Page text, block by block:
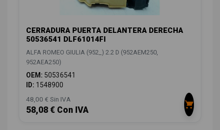
CERRADURA PUERTA DELANTERA DERECHA
50536541 DLF61014FI
ALFA ROMEO GIULIA (952_) 2.2 D (952AEM250,
952AEA250)
OEM: 50536541
ID: 1548900
48,00 € Sin IVA
58,08 € Con IVA